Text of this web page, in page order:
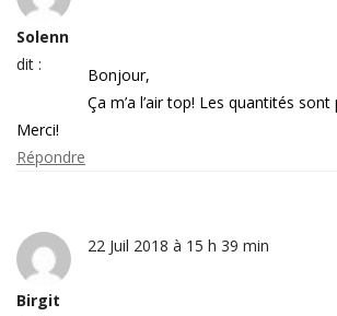
Solenn
dit :
Bonjour,
Ça m’a l’air top! Les quantités
Merci!
Répondre
Birgit
22 Juil 2018 à 15 h 39 min